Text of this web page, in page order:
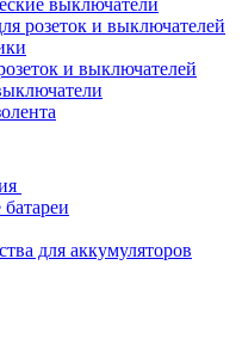
выключатели
розеток и выключателей
и выключателей
для аккумуляторов